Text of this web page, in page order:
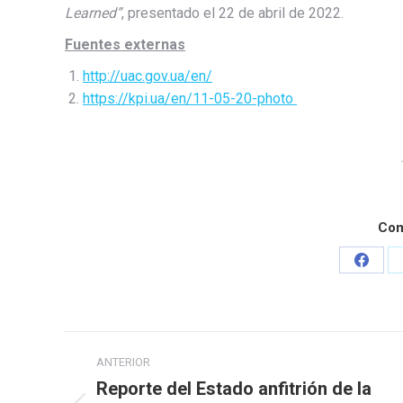
Learned”, presentado el 22 de abril de 2022.
Fuentes externas
http://uac.gov.ua/en/
https://kpi.ua/en/11-05-20-photo
Share
Navegación
entre
ANTERIOR
Reporte del Estado anfitrión de la